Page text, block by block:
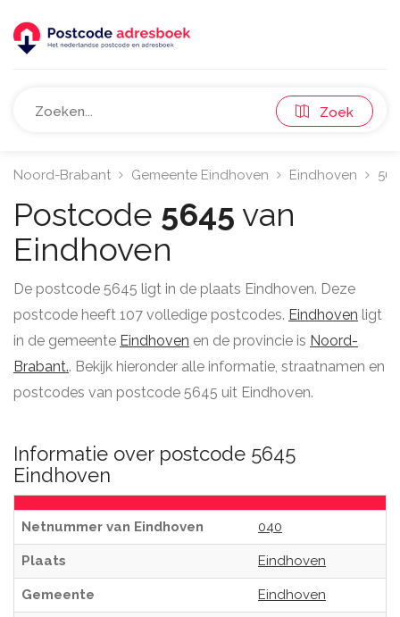
Zoek
Noord-Brabant Gemeente Eindhoven Eindhoven
Postcode 5645 van
Eindhoven
De postcode 5645 ligt in de plaats Eindhoven. Deze
postcode heeft 107 volledige postcodes. Eindhoven ligt
in de gemeente Eindhoven en de provincie is Noord-
Brabant.. Bekijk hieronder alle informatie, straatnamen en
postcodes van postcode 5645 uit Eindhoven.
Informatie over postcode 5645
Eindhoven
Netnummer van Eindhoven 040
Plaats Eindhoven
Gemeente Eindhoven